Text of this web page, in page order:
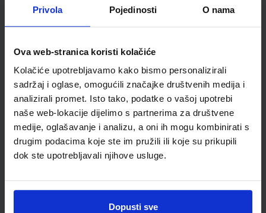
Privola Pojedinosti O nama
Ova web-stranica koristi kolačiće
Kolačiće upotrebljavamo kako bismo personalizirali
sadržaj i oglase, omogućili značajke društvenih medija i
analizirali promet. Isto tako, podatke o vašoj upotrebi
naše web-lokacije dijelimo s partnerima za društvene
medije, oglašavanje i analizu, a oni ih mogu kombinirati s
drugim podacima koje ste im pružili ili koje su prikupili
dok ste upotrebljavali njihove usluge.
Dopusti sve
0,59 €